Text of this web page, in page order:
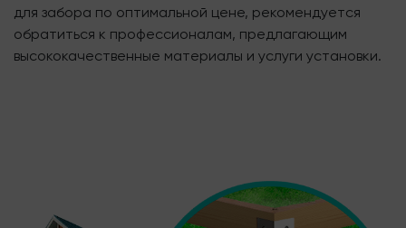
для забора по оптимальной цене, рекомендуется
обратиться к профессионалам, предлагающим
высококачественные материалы и услуги установки.